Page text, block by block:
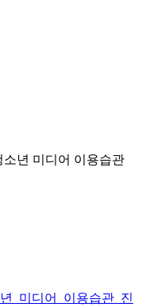
소년 미디어 이용습관
_미디어_이용습관_진